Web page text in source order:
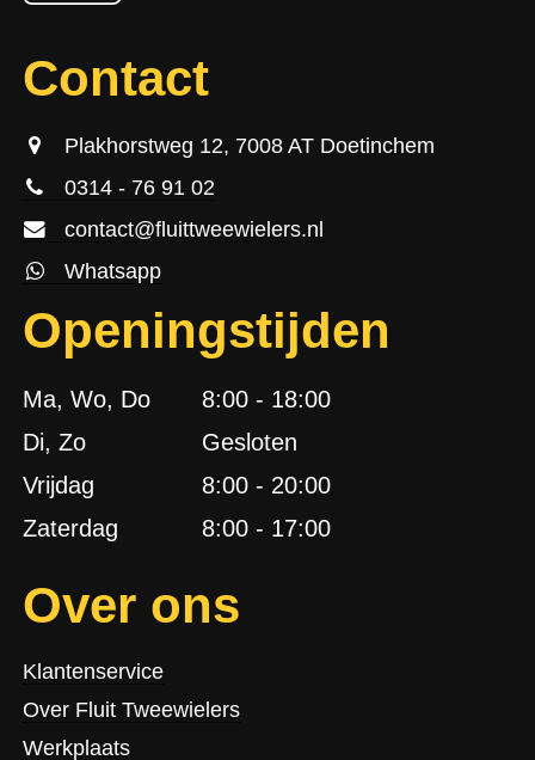
Contact
Plakhorstweg 12, 7008 AT Doetinchem
0314 - 76 91 02
contact@fluittweewielers.nl
Whatsapp
Openingstijden
Ma, Wo, Do
8:00 - 18:00
Di, Zo
Gesloten
Vrijdag
8:00 - 20:00
Zaterdag
8:00 - 17:00
Over ons
Klantenservice
Over Fluit Tweewielers
Werkplaats